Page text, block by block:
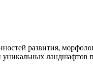
развития,
ландшафтов